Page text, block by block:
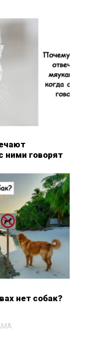
ними говорят
нет собак?